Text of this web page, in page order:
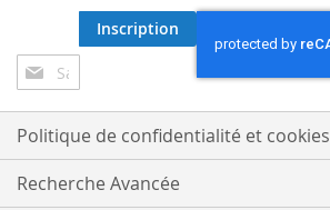
Inscription
à
notre
lettre
d’information
:
Inscription
Politique de confidentialité et cookies
Recherche Avancée